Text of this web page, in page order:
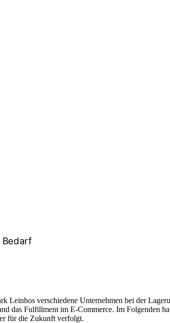
Bedarf
Leinhos verschiedene Unternehmen bei der
das Fulfillment im E-Commerce. Im Folgenden
für die Zukunft verfolgt.